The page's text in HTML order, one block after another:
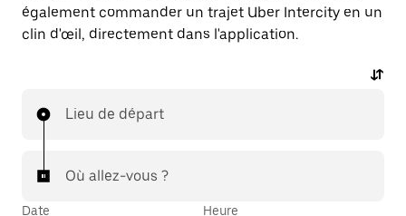
également commander un trajet Uber Intercity en un
clin d'œil, directement dans l'application.
Lieu de départ
Où allez-vous ?
Date Heure